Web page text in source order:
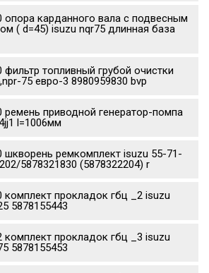
опора карданного вала с подвесным
( d=45) isuzu nqr75 длинная база
фильтр топливный грубой очистки
75 евро-3 8980959830 bvp
ремень приводной генератор-помпа
l=1006мм
шкворень ремкомплект isuzu 55-71-
5878321830 (5878322204) r
комплект прокладок гбц _2 isuzu
5878155443
комплект прокладок гбц _3 isuzu
5878155453